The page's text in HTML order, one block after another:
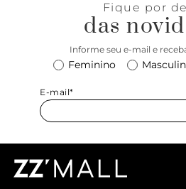
Fique por
das
Informe seu e-mail e
Feminino
E-mail*